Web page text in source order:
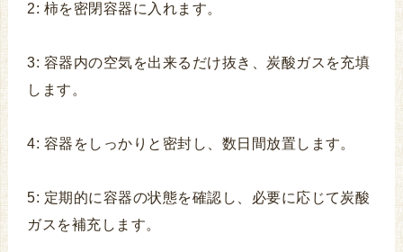
2: 柿を密閉容器に入れます。
3: 容器内の空気を出来るだけ抜き、炭酸ガスを充填
します。
4: 容器をしっかりと密封し、数日間放置します。
5: 定期的に容器の状態を確認し、必要に応じて炭酸
ガスを補充します。